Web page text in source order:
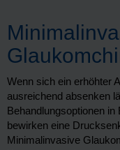
Wenn sich ein erhöhter
ausreichend absenken
Behandlungsoptionen
bewirken eine
Minimalinvasive